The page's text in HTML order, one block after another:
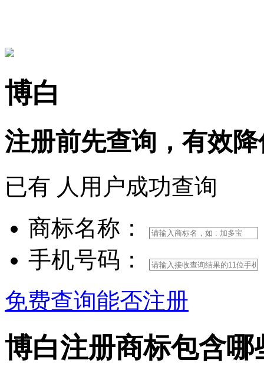
博白
注册前先查询， 有效
已有 人用户成功查询
商标名称：
手机号码：
免费查询能否注册
博白注册商标包含哪